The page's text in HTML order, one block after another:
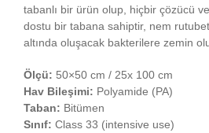
tabanlı bir ürün olup, hiçbir çözücü
dostu bir tabana sahiptir, nem
altında oluşacak bakterilere zemin
Ölçü: 50×50 cm / 25x 100 cm
Hav Bileşimi: Polyamide (PA)
Taban: Bitümen
Sınıf: Class 33 (intensive use)